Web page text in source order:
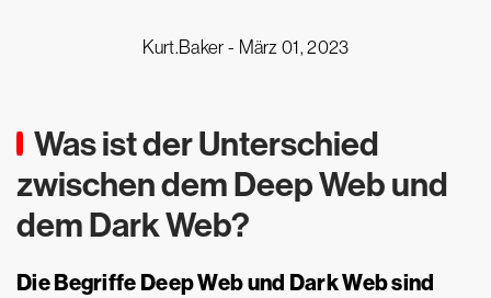
Kurt.Baker - März 01, 2023
Was ist der Unterschied
zwischen dem Deep Web und
dem Dark Web?
Die Begriffe Deep Web und Dark Web sind